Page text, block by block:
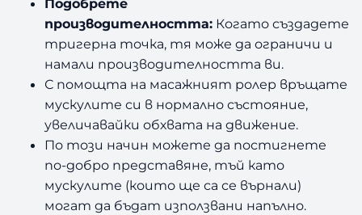
Подобрете
производителността: Когато създадете
тригерна точка, тя може да ограничи и
намали производителността ви.
С помощта на масажният ролер връщате
мускулите си в нормално състояние,
увеличавайки обхвата на движение.
По този начин можете да постигнете
по-добро представяне, тъй като
мускулите (които ще са се върнали)
могат да бъдат използвани напълно.